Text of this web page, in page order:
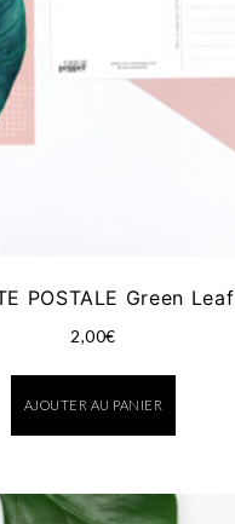
POSTALE Green Leaf
2,00€
AJOUTER AU PANIER